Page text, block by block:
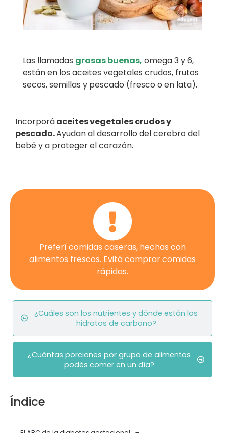
Las llamadas grasas buenas, omega 3 y 6,
están en los aceites vegetales crudos, frutos
secos, semillas y pescado (fresco o en lata).
Incorporáaceites vegetales crudos y
pescado.Ayudan al desarrollo del cerebro del
bebé y a proteger el corazón.
Preferí comidas caseras, hechas con
alimentos frescos. Evitá comprar comidas
rápidas.
¿Cuáles son los nutrientes y dónde están los
hidratos de carbono?
¿Cuántas porciones por grupo de alimentos
podés comer en un día?
Índice